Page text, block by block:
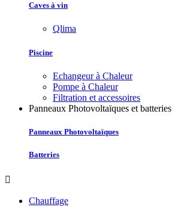
Caves à vin
Qlima
Piscine
Echangeur à Chaleur
Pompe à Chaleur
Filtration et accessoires
Panneaux Photovoltaïques et batteries
Panneaux Photovoltaïques
Batteries

Chauffage